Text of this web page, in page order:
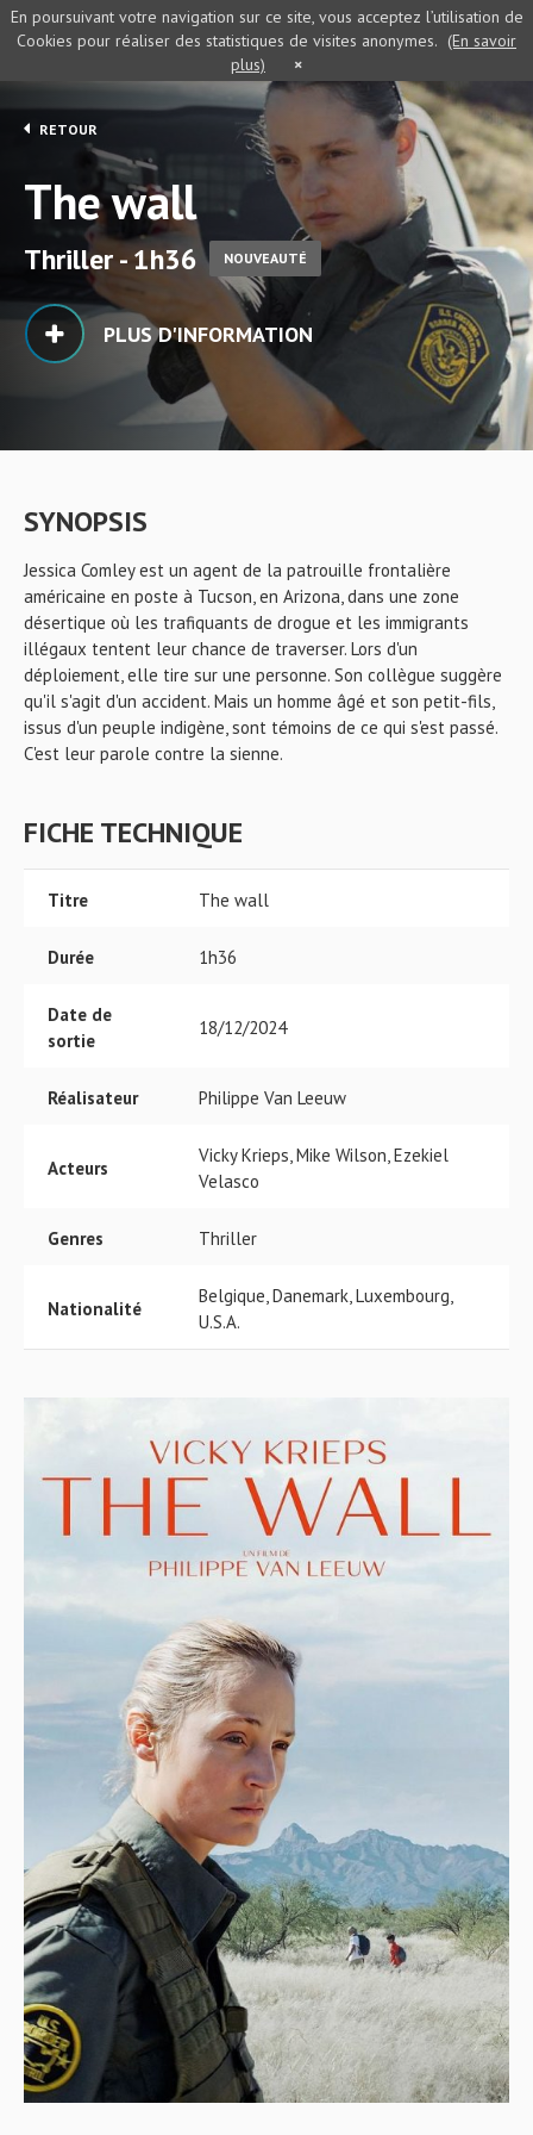
RETOUR
The wall
Thriller - 1h36 NOUVEAUTÉ
PLUS D'INFORMATION
SYNOPSIS
Jessica Comley est un agent de la patrouille frontalière
américaine en poste à Tucson, en Arizona, dans une zone
désertique où les trafiquants de drogue et les immigrants
illégaux tentent leur chance de traverser. Lors d'un
déploiement, elle tire sur une personne. Son collègue suggère
qu'il s'agit d'un accident. Mais un homme âgé et son petit-fils,
issus d'un peuple indigène, sont témoins de ce qui s'est passé.
C'est leur parole contre la sienne.
FICHE TECHNIQUE
Titre The wall
Durée 1h36
Date de
sortie
18/12/2024
Réalisateur Philippe Van Leeuw
Acteurs
Vicky Krieps, Mike Wilson, Ezekiel
Velasco
Genres Thriller
Nationalité
Belgique, Danemark, Luxembourg,
U.S.A.
En poursuivant votre navigation sur ce site, vous acceptez l’utilisation de
Cookies pour réaliser des statistiques de visites anonymes. (En savoir
plus)
×